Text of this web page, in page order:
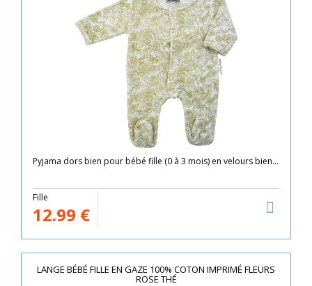
Pyjama dors bien pour bébé fille (0 à 3 mois) en velours bien...
Fille
12.99 €
LANGE BÉBÉ FILLE EN GAZE 100% COTON IMPRIMÉ FLEURS
ROSE THÉ